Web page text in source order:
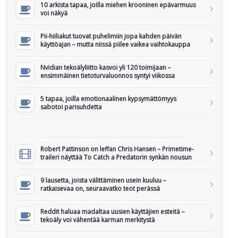
10 arkista tapaa, joilla miehen krooninen epävarmuus
voi näkyä
Pii-hiiliakut tuovat puhelimiin jopa kahden päivän
käyttöajan – mutta niissä piilee vaikea vaihtokauppa
Nvidian tekoälyliitto kasvoi yli 120 toimijaan –
ensimmäinen tietoturvaluonnos syntyi viikossa
5 tapaa, joilla emotionaalinen kypsymättömyys
sabotoi parisuhdetta
Robert Pattinson on leffan Chris Hansen – Primetime-
traileri näyttää To Catch a Predatorin synkän nousun
9 lausetta, joista välittäminen usein kuuluu –
ratkaisevaa on, seuraavatko teot perässä
Reddit haluaa madaltaa uusien käyttäjien esteitä –
tekoäly voi vähentää karman merkitystä